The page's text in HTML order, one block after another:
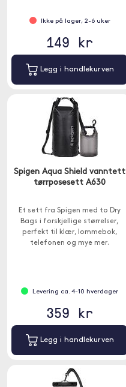
Ikke på lager, 2-6 uker
149 kr
Legg i handlekurven
Spigen Aqua Shield vanntett
tørrposesett A630
Et sett fra Spigen med to Dry
Bags i forskjellige størrelser,
perfekt til klær, lommebok,
telefonen og mye mer.
Levering ca. 4-10 hverdager
359 kr
Legg i handlekurven